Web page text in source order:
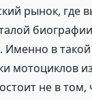
рынок, где
Именно в такой
мотоциклов
не в